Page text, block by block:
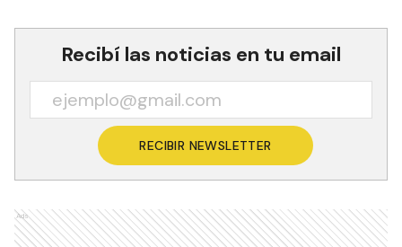
Recibí las noticias en tu email
RECIBIR NEWSLETTER
Ads